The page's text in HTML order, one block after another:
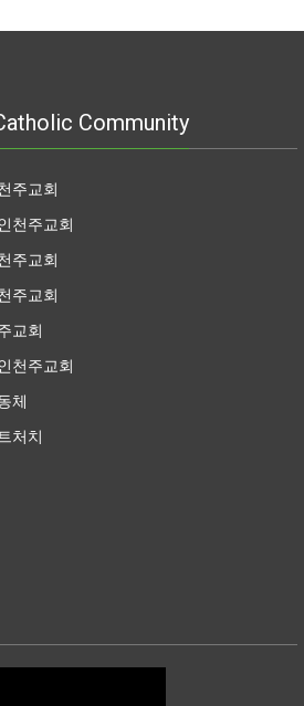
Community
주교회
천주교회
주교회
주교회
교회
천주교회
체
처치